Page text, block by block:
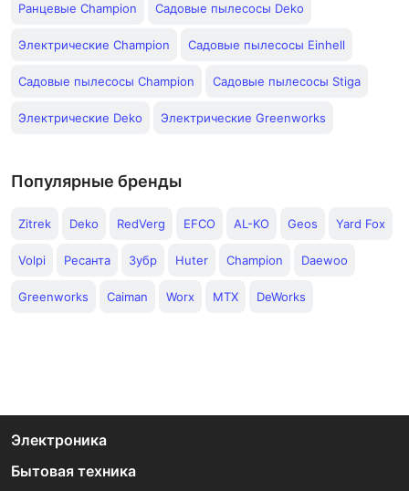
Ранцевые Champion Садовые пылесосы Deko
Электрические Champion Садовые пылесосы Einhell
Садовые пылесосы Champion Садовые пылесосы Stiga
Электрические Deko Электрические Greenworks
Популярные бренды
Zitrek Deko RedVerg EFCO AL-KO Geos Yard Fox
Volpi Ресанта Зубр Huter Champion Daewoo
Greenworks Caiman Worx MTX DeWorks
Электроника
Бытовая техника